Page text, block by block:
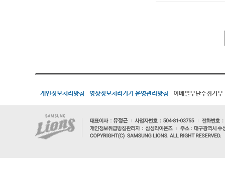
개인정보처리방침 영상정보처리기기 운영관리방침 이메일무단수집거부